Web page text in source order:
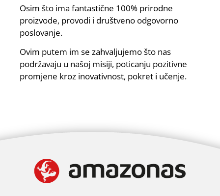
Osim što ima fantastične 100% prirodne
proizvode, provodi i društveno odgovorno
poslovanje.
Ovim putem im se zahvaljujemo što nas
podržavaju u našoj misiji, poticanju pozitivne
promjene kroz inovativnost, pokret i učenje.